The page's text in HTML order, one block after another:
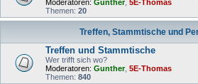
Moderatoren: Gunther, 5E-Thomas
Themen: 20
Treffen, Stammtische und
Treffen und Stammtische
Wer trifft sich wo?
Moderatoren: Gunther, 5E-Thomas
Themen: 840